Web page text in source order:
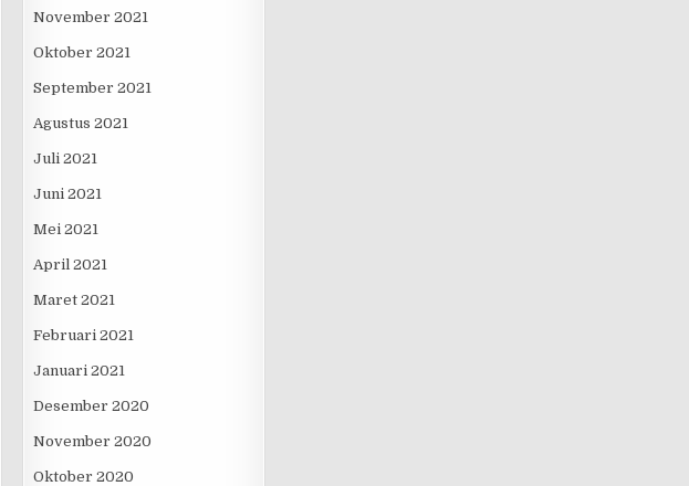
November 2021
Oktober 2021
September 2021
Agustus 2021
Juli 2021
Juni 2021
Mei 2021
April 2021
Maret 2021
Februari 2021
Januari 2021
Desember 2020
November 2020
Oktober 2020